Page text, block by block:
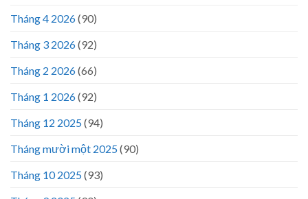
Tháng 4 2026(90)
Tháng 3 2026(92)
Tháng 2 2026(66)
Tháng 1 2026(92)
Tháng 12 2025(94)
Tháng mười một 2025(90)
Tháng 10 2025(93)